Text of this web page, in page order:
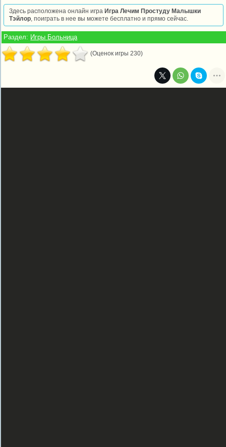
Здесь расположена онлайн игра Игра Лечим Простуду Малышки
Тэйлор, поиграть в нее вы можете бесплатно и прямо сейчас.
Раздел: Игры Больница
(Оценок игры 230)